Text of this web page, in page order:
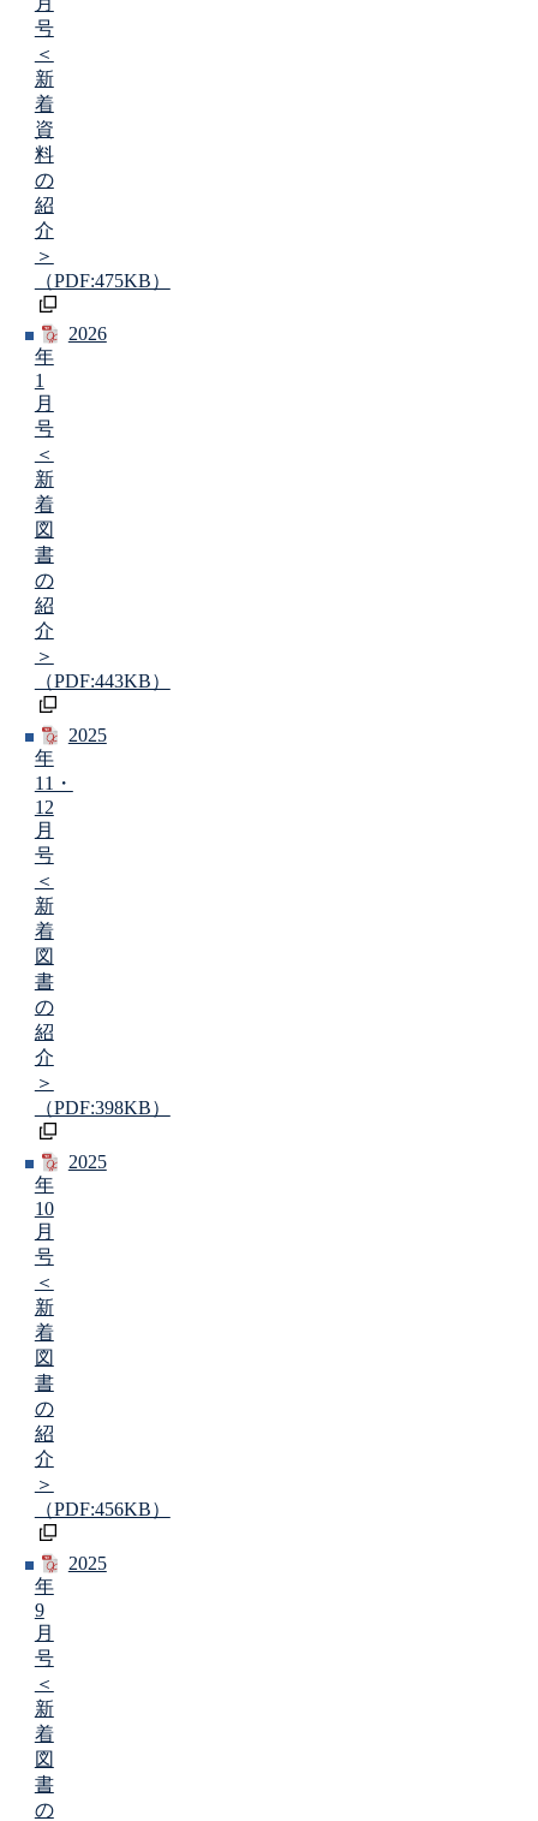
号
＜
新
着
資
料
の
紹
介
＞
（PDF:475KB）
2026
年
1
月
号
＜
新
着
図
書
の
紹
介
＞
（PDF:443KB）
2025
年
11・
12
月
号
＜
新
着
図
書
の
紹
介
＞
（PDF:398KB）
2025
年
10
月
号
＜
新
着
図
書
の
紹
介
＞
（PDF:456KB）
2025
年
9
月
号
＜
新
着
図
書
の